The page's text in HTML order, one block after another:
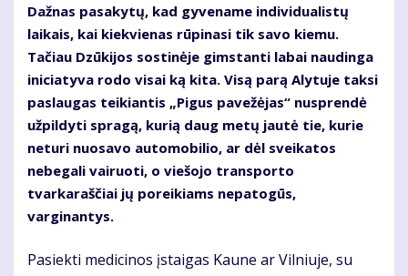
Dažnas pasakytų, kad gyvename individualistų
laikais, kai kiekvienas rūpinasi tik savo kiemu.
Tačiau Dzūkijos sostinėje gimstanti labai naudinga
iniciatyva rodo visai ką kita. Visą parą Alytuje taksi
paslaugas teikiantis „Pigus pavežėjas“ nusprendė
užpildyti spragą, kurią daug metų jautė tie, kurie
neturi nuosavo automobilio, ar dėl sveikatos
nebegali vairuoti, o viešojo transporto
tvarkaraščiai jų poreikiams nepatogūs,
varginantys.
Pasiekti medicinos įstaigas Kaune ar Vilniuje, su